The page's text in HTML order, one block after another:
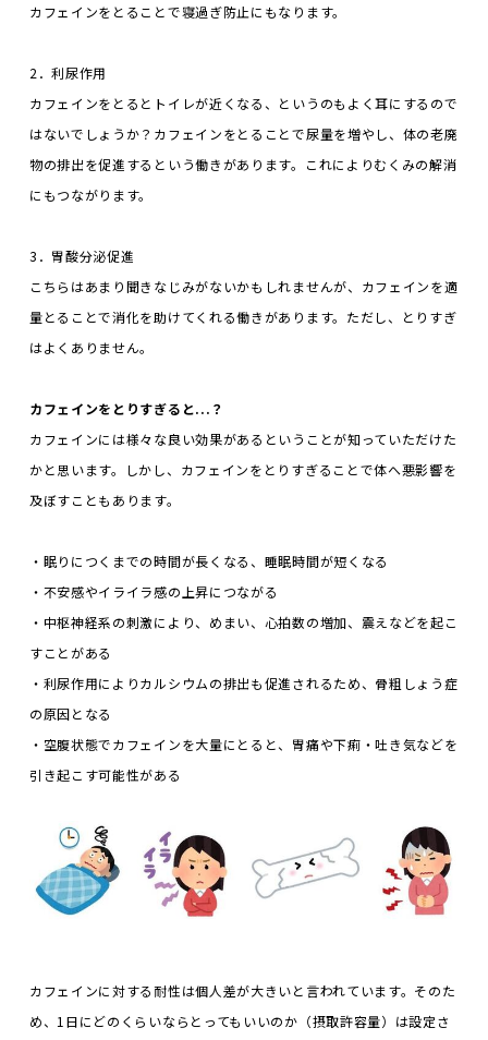
カフェインをとることで寝過ぎ防止にもなります。
2．利尿作用
カフェインをとるとトイレが近くなる、というのもよく耳にするので
はないでしょうか？カフェインをとることで尿量を増やし、体の老廃
物の排出を促進するという働きがあります。これによりむくみの解消
にもつながります。
3．胃酸分泌促進
こちらはあまり聞きなじみがないかもしれませんが、カフェインを適
量とることで消化を助けてくれる働きがあります。ただし、とりすぎ
はよくありません。
カフェインをとりすぎると...？
カフェインには様々な良い効果があるということが知っていただけた
かと思います。しかし、カフェインをとりすぎることで体へ悪影響を
及ぼすこともあります。
・眠りにつくまでの時間が長くなる、睡眠時間が短くなる
・不安感やイライラ感の上昇につながる
・中枢神経系の刺激により、めまい、心拍数の増加、震えなどを起こ
すことがある
・利尿作用によりカルシウムの排出も促進されるため、骨粗しょう症
の原因となる
・空腹状態でカフェインを大量にとると、胃痛や下痢・吐き気などを
引き起こす可能性がある
カフェインに対する耐性は個人差が大きいと言われています。そのた
め、1日にどのくらいならとってもいいのか（摂取許容量）は設定さ